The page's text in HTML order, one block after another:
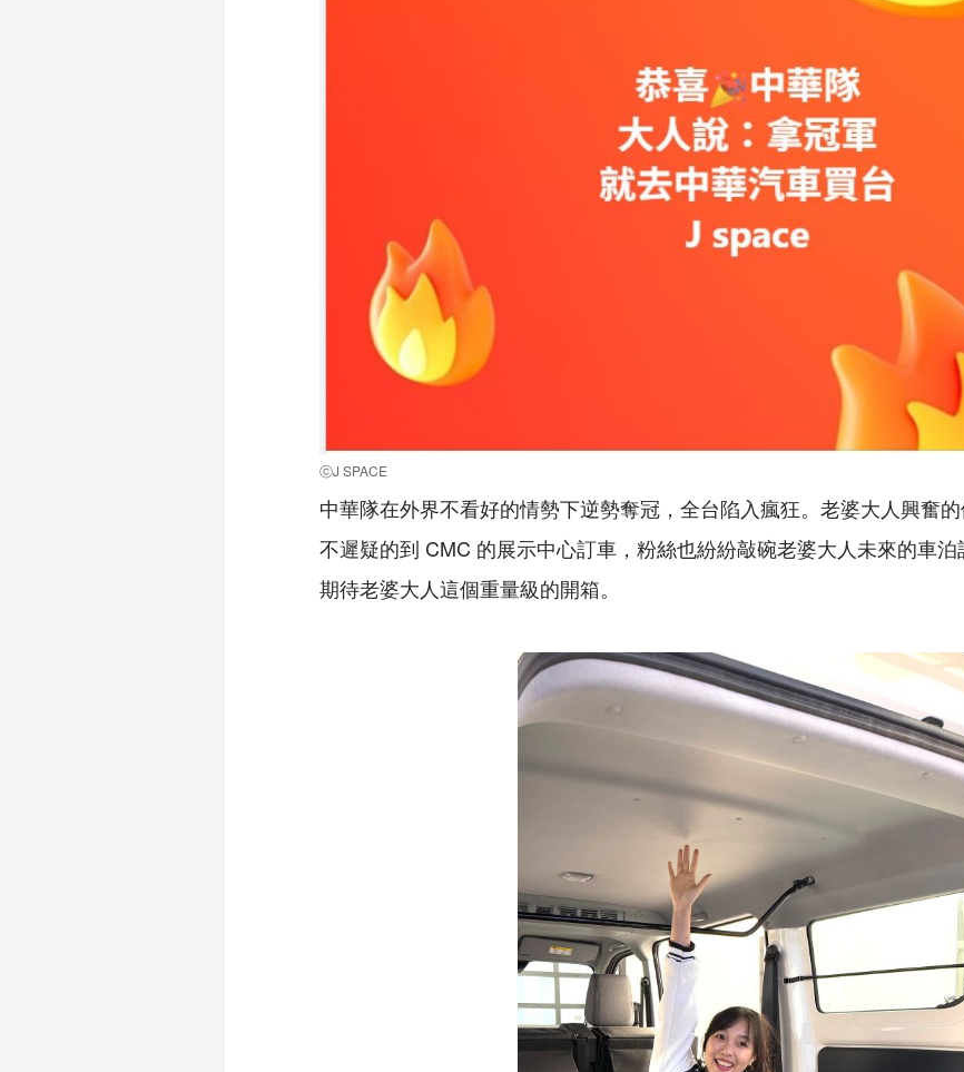
ⓒJ SPACE
中華隊在外界不看好的情勢下逆勢奪冠，全台陷入瘋狂。老婆大人興奮
不遲疑的到 CMC 的展示中心訂車，粉絲也紛紛敲碗老婆大人未來的車
期待老婆大人這個重量級的開箱。